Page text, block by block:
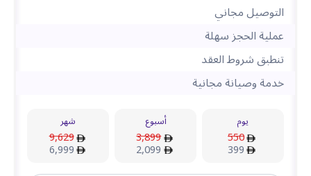
التوصيل مجاني
عملية الحجز سهلة
تنطبق شروط العقد
خدمة وصيانة مجانية
يوم
550
399
أسبوع
3,899
2,099
شهر
9,629
6,999